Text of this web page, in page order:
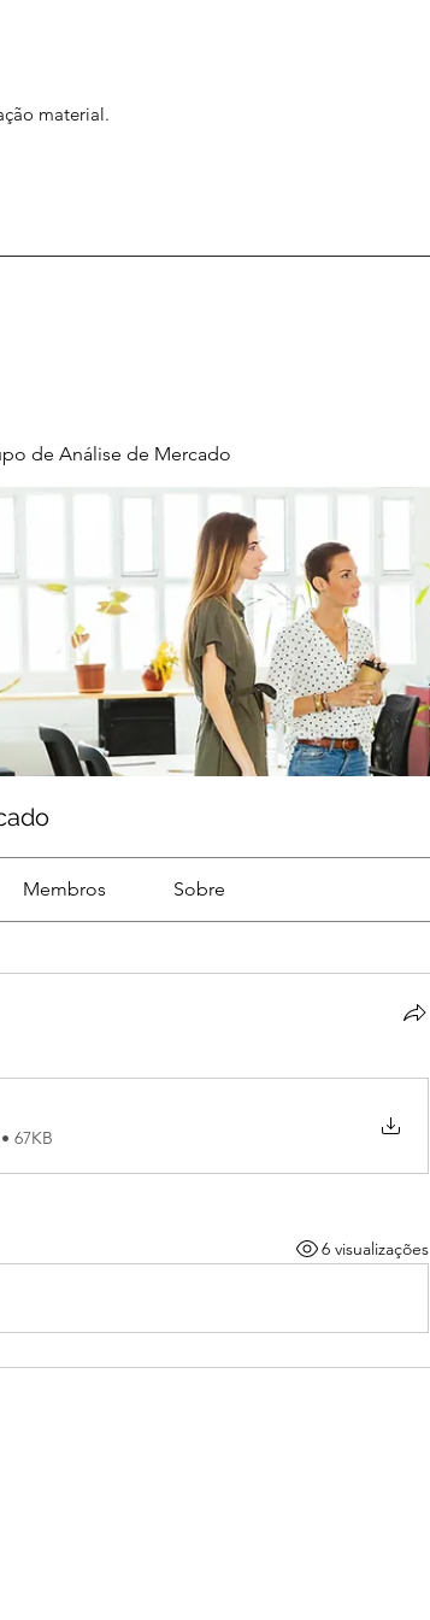
material.
de Análise de Mercado
Membros Sobre
67KB
6 visualizações